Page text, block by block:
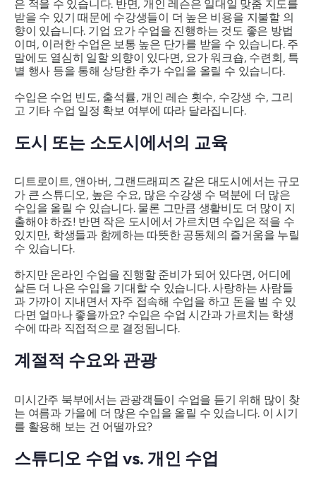
은 적을 수 있습니다. 반면, 개인 레슨은 일대일 맞춤 지도를
받을 수 있기 때문에 수강생들이 더 높은 비용을 지불할 의
향이 있습니다. 기업 요가 수업을 진행하는 것도 좋은 방법
이며, 이러한 수업은 보통 높은 단가를 받을 수 있습니다. 주
말에도 열심히 일할 의향이 있다면, 요가 워크숍, 수련회, 특
별 행사 등을 통해 상당한 추가 수입을 올릴 수 있습니다.
수입은 수업 빈도, 출석률, 개인 레슨 횟수, 수강생 수, 그리
고 기타 수업 일정 확보 여부에 따라 달라집니다.
도시 또는 소도시에서의 교육
디트로이트, 앤아버, 그랜드래피즈 같은 대도시에서는 규모
가 큰 스튜디오, 높은 수요, 많은 수강생 수 덕분에 더 많은
수입을 올릴 수 있습니다. 물론 그만큼 생활비도 더 많이 지
출해야 하죠! 반면 작은 도시에서 가르치면 수입은 적을 수
있지만, 학생들과 함께하는 따뜻한 공동체의 즐거움을 누릴
수 있습니다.
하지만 온라인 수업을 진행할 준비가 되어 있다면, 어디에
살든 더 나은 수입을 기대할 수 있습니다. 사랑하는 사람들
과 가까이 지내면서 자주 접속해 수업을 하고 돈을 벌 수 있
다면 얼마나 좋을까요? 수입은 수업 시간과 가르치는 학생
수에 따라 직접적으로 결정됩니다.
계절적 수요와 관광
미시간주 북부에서는 관광객들이 수업을 듣기 위해 많이 찾
는 여름과 가을에 더 많은 수입을 올릴 수 있습니다. 이 시기
를 활용해 보는 건 어떨까요?
스튜디오 수업 vs. 개인 수업